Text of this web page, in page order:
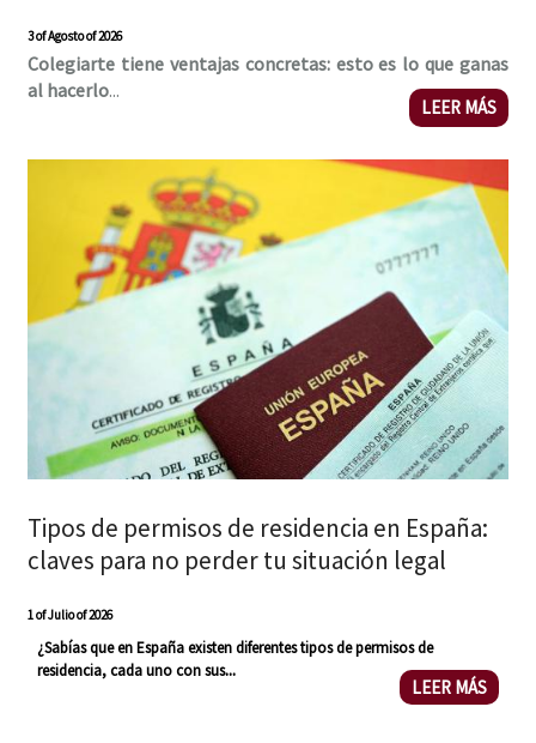
3 of Agosto of 2026
Colegiarte tiene ventajas concretas: esto es lo que ganas
al hacerlo...
LEER MÁS
Tipos de permisos de residencia en España:
claves para no perder tu situación legal
1 of Julio of 2026
¿Sabías que en España existendiferentes tipos de permisos de
residencia, cada uno con sus...
LEER MÁS